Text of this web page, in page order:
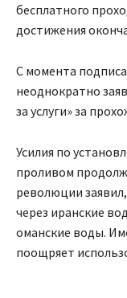
бесплатного
достижения
С момента
неоднократно
за услуги» за
Усилия по
проливом
революции
через иранские
оманские воды.
поощряет